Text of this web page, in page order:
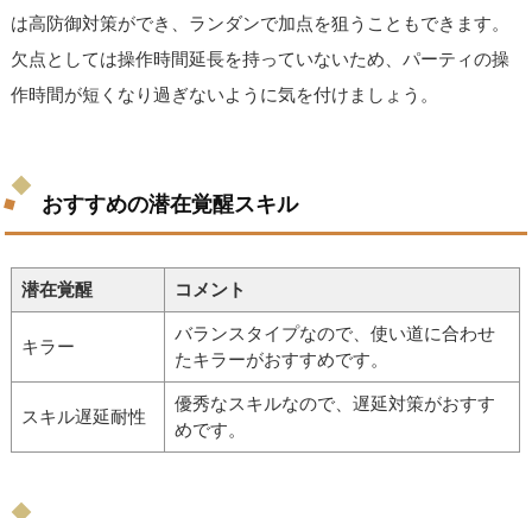
は高防御対策ができ、ランダンで加点を狙うこともできます。
欠点としては操作時間延長を持っていないため、パーティの操
作時間が短くなり過ぎないように気を付けましょう。
おすすめの潜在覚醒スキル
潜在覚醒 コメント
キラー
バランスタイプなので、使い道に合わせ
たキラーがおすすめです。
スキル遅延耐性
優秀なスキルなので、遅延対策がおすす
めです。